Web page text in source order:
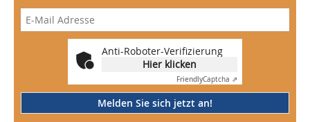
Anti-Roboter-Verifizierung
Hier klicken
FriendlyCaptcha ⇗
Melden Sie sich jetzt an!